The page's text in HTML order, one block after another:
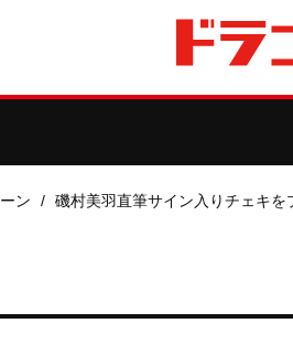
ン 磯村美羽直筆サイン入りチェキ